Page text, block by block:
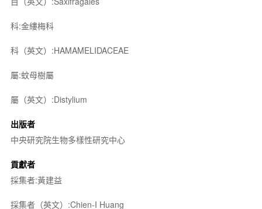
科:金縷梅科
科（英文）:HAMAMELIDACEAE
屬:蚊母樹屬
屬（英文）:Distylium
出版者
中央研究院生物多樣性研究中心
貢獻者
採集者:黃建益
採集者（英文）:Chien-I Huang